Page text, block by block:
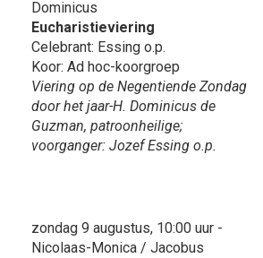
Dominicus
Eucharistieviering
Celebrant: Essing o.p.
Koor: Ad hoc-koorgroep
Viering op de Negentiende Zondag
door het jaar-H. Dominicus de
Guzman, patroonheilige;
voorganger: Jozef Essing o.p.
zondag 9 augustus, 10:00 uur -
Nicolaas-Monica / Jacobus